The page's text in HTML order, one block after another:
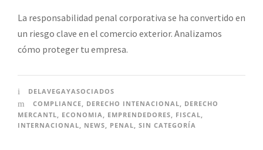
La responsabilidad penal corporativa se ha convertido en
un riesgo clave en el comercio exterior. Analizamos
cómo proteger tu empresa.
DELAVEGAYASOCIADOS
COMPLIANCE, DERECHO INTENACIONAL, DERECHO
MERCANTL, ECONOMIA, EMPRENDEDORES, FISCAL,
INTERNACIONAL, NEWS, PENAL, SIN CATEGORÍA